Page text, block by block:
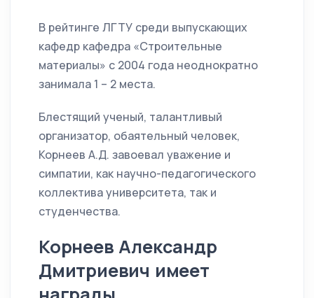
В рейтинге ЛГТУ среди выпускающих
кафедр кафедра «Строительные
материалы» с 2004 года неоднократно
занимала 1 – 2 места.
Блестящий ученый, талантливый
организатор, обаятельный человек,
Корнеев А.Д. завоевал уважение и
симпатии, как научно-педагогического
коллектива университета, так и
студенчества.
Корнеев Александр
Дмитриевич имеет